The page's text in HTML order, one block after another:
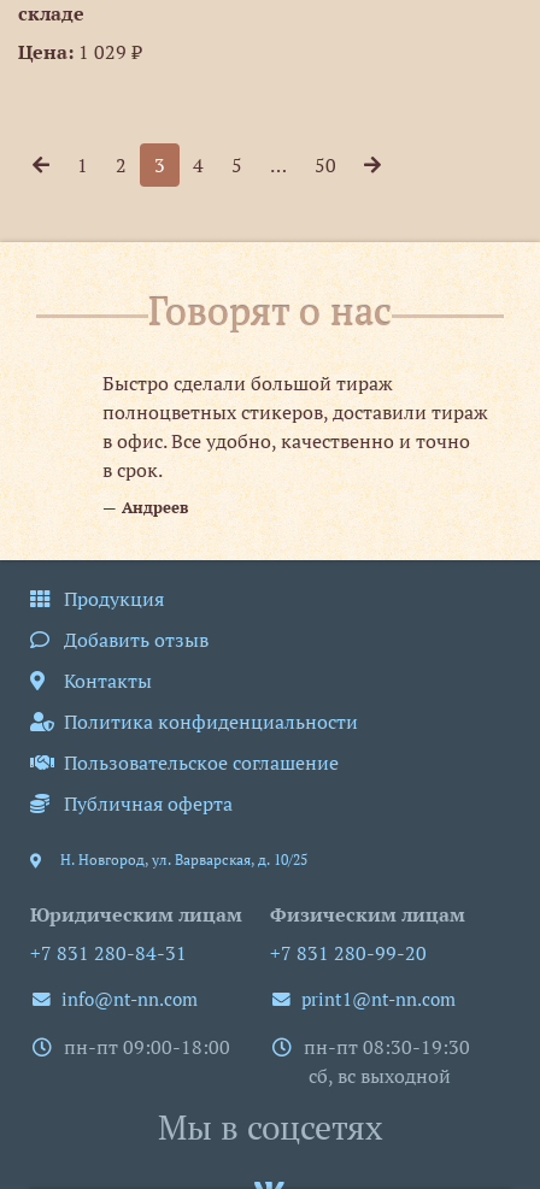
складе
Цена: 1 029 ₽
1 2 3 4 5 … 50
Говорят о нас
Быстро сделали большой тираж
полноцветных стикеров, доставили тираж
в офис. Все удобно, качественно и точно
в срок.
Андреев
Продукция
Добавить отзыв
Контакты
Политика конфиденциальности
Пользовательское соглашение
Публичная оферта
Н. Новгород, ул. Варварская, д. 10/25
Юридическим лицам
+7 831 280-84-31
info@nt-nn.com
пн-пт 09:00-18:00
Физическим лицам
+7 831 280-99-20
print1@nt-nn.com
пн-пт 08:30-19:30
сб, вс выходной
Мы в соцсетях